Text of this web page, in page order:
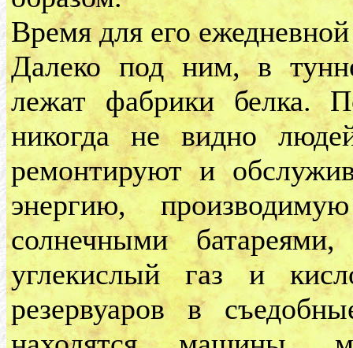
Время для его
Далеко под ним, в
лежат фабрики белка.
никогда не видно
ремонтируют и
энергию,
солнечными
углекислый газ и
резервуаров в